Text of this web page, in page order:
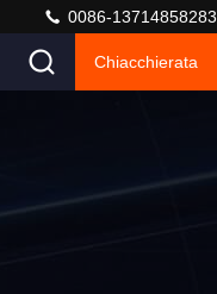
0086-13714858283
Chiacchierata